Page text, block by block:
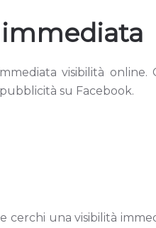
visibilità online.
su Facebook.
una visibilità